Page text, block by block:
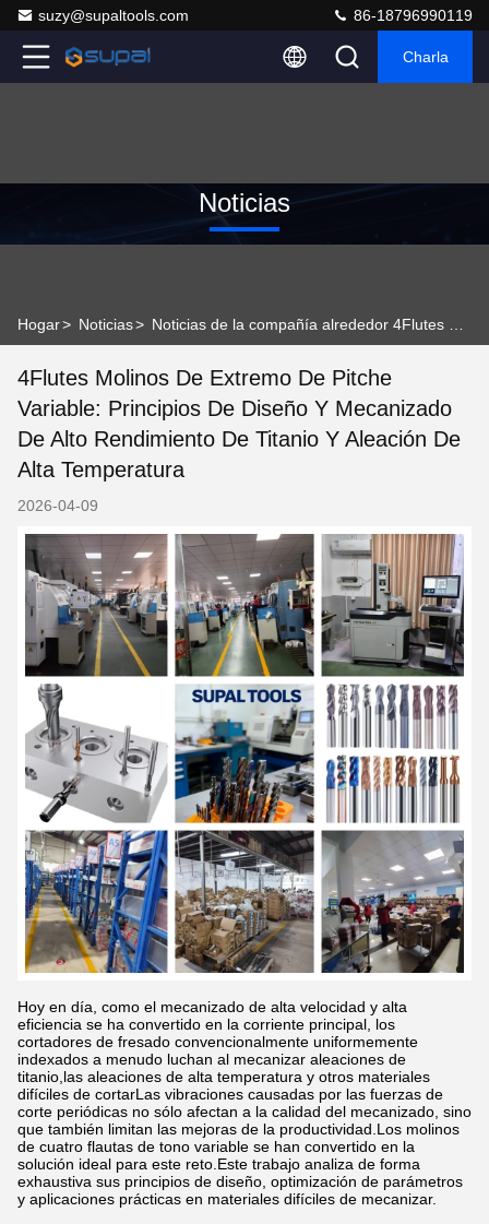
suzy@supaltools.com 86-18796990119
Charla
Noticias
Hogar> Noticias>
4Flutes Molinos De Extremo De Pitche
Variable: Principios De Diseño Y Mecanizado
De Alto Rendimiento De Titanio Y Aleación De
Alta Temperatura
2026-04-09
Hoy en día, como el mecanizado de alta velocidad y alta
eficiencia se ha convertido en la corriente principal, los
cortadores de fresado convencionalmente uniformemente
indexados a menudo luchan al mecanizar aleaciones de
titanio,las aleaciones de alta temperatura y otros materiales
difíciles de cortarLas vibraciones causadas por las fuerzas de
corte periódicas no sólo afectan a la calidad del mecanizado, sino
que también limitan las mejoras de la productividad.Los molinos
de cuatro flautas de tono variable se han convertido en la
solución ideal para este reto.Este trabajo analiza de forma
exhaustiva sus principios de diseño, optimización de parámetros
y aplicaciones prácticas en materiales difíciles de mecanizar.